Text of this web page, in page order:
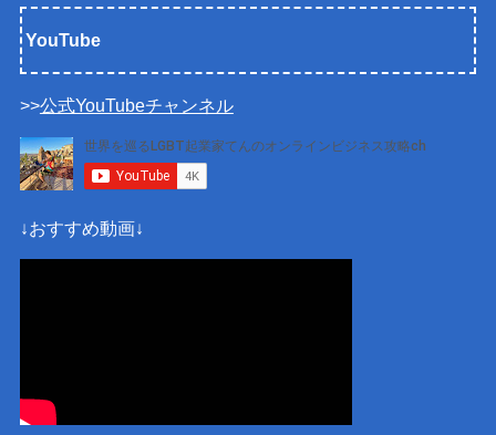
YouTube
>>公式YouTubeチャンネル
↓おすすめ動画↓